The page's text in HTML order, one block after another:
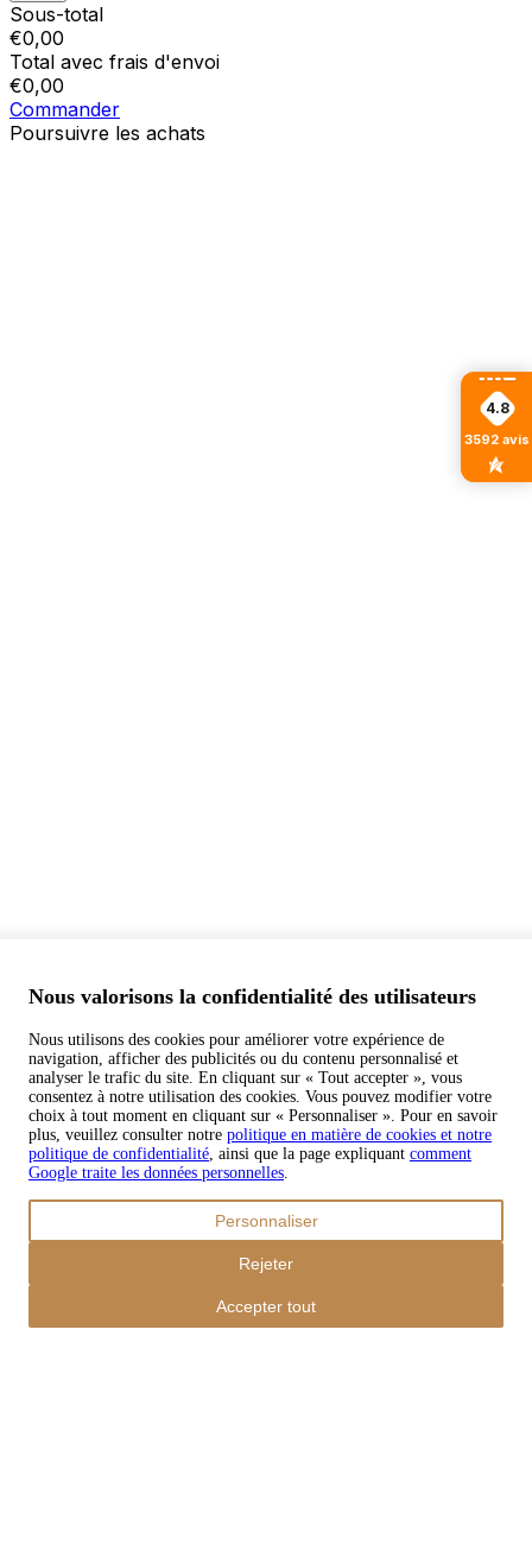
4.8
3592 avis
Nous valorisons la confidentialité des utilisateurs
Nous utilisons des cookies pour améliorer votre expérience de
navigation, afficher des publicités ou du contenu personnalisé et
analyser le trafic du site. En cliquant sur « Tout accepter », vous
consentez à notre utilisation des cookies. Vous pouvez modifier votre
choix à tout moment en cliquant sur « Personnaliser ». Pour en savoir
plus, veuillez consulter notre politique en matière de cookies et notre
politique de confidentialité, ainsi que la page expliquant comment
Google traite les données personnelles.
Personnaliser
Rejeter
Accepter tout
Sous-total
€0,00
Total avec frais d'envoi
€0,00
Commander
Poursuivre les achats